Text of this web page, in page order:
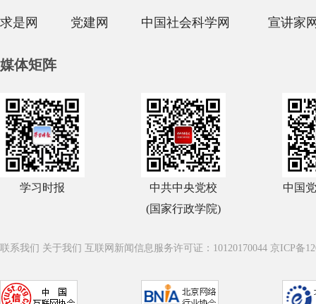
求是网 党建网 中国社会科学网 宣讲家
媒体矩阵
学习时报
中共中央党校
(国家行政学院)
中国
联系我们 关于我们 互联网新闻信息服务许可证：10120170044 京ICP备